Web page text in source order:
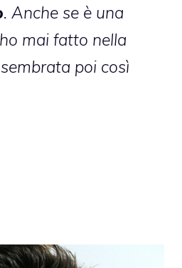
. Anche se è una
mai fatto nella
poi così